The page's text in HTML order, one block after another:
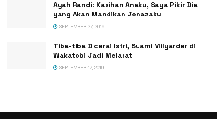
Ayah Randi: Kasihan Anaku, Saya Pikir Dia
yang Akan Mandikan Jenazaku
SEPTEMBER 27, 2019
Tiba-tiba Dicerai Istri, Suami Milyarder di
Wakatobi Jadi Melarat
SEPTEMBER 17, 2019